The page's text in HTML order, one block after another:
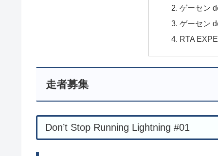
ゲーセン
ゲーセン
RTA
走者募集
Don’t Stop Running Lightning #01